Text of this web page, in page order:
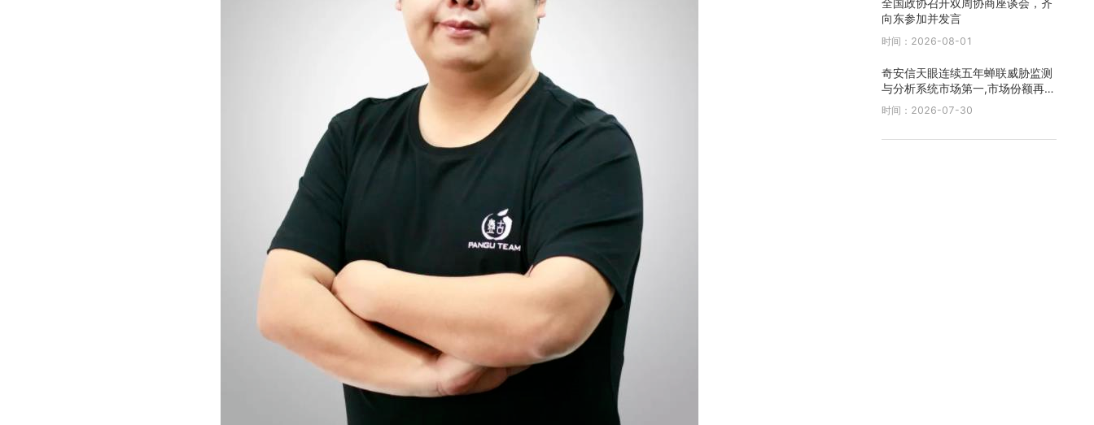
全国政协召开双周协商座谈会，齐
向东参加并发言
时间：2026-08-01
奇安信天眼连续五年蝉联威胁监测
与分析系统市场第一,市场份额再创
新高
时间：2026-07-30